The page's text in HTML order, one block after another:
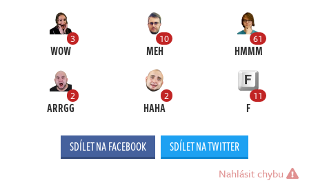
3
WOW
10
MEH
61
HMMM
2
ARRGG
2
HAHA
11
F
SDÍLET NA FACEBOOK SDÍLET NA TWITTER
Nahlásit chybu